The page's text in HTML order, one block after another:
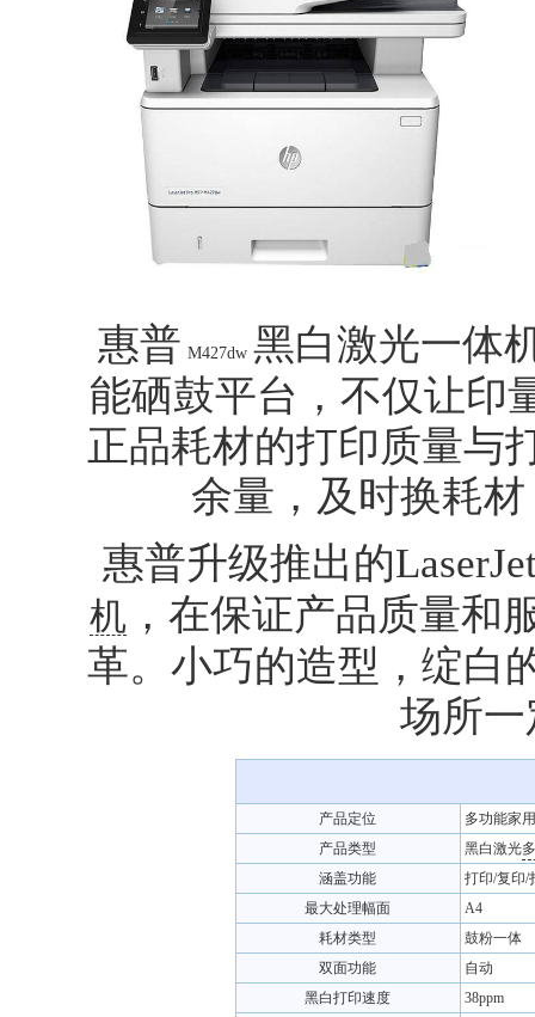
惠普 M427dw 黑白激光一体
能硒鼓平台，不仅让印
正品耗材的打印质量与
余量，及时换耗
惠普升级推出的
机 ，在保证产品质量和
革。小巧的造型，绽白
场所
产品定位
多功能家
产品类型
黑白激光
涵盖功能
打印/复印/
最大处理幅面
A4
耗材类型
鼓粉一体
双面功能
自动
黑白打印速度
38ppm